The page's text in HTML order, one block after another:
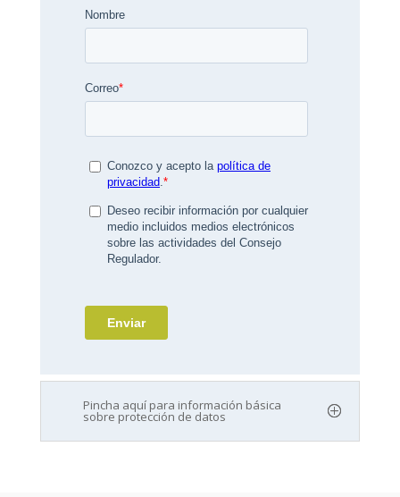
Pincha aquí para información básica
sobre protección de datos